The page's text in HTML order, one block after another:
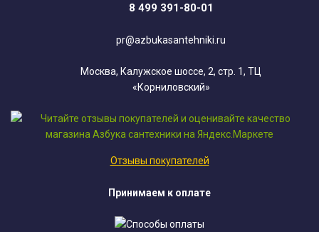
8 499 391-80-01
pr@azbukasantehniki.ru
Москва, Калужское шоссе, 2, стр. 1, ТЦ
«Корниловский»
Отзывы покупателей
Принимаем к оплате